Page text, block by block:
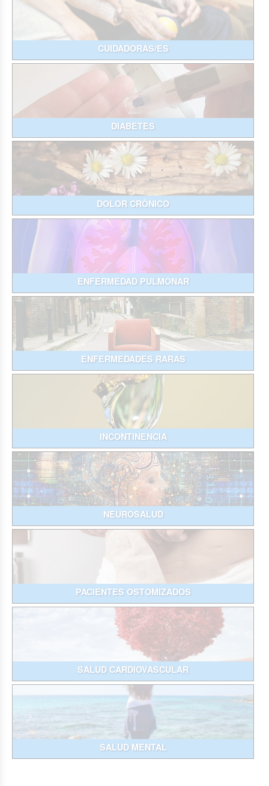
CUIDADORAS/ES
DIABETES
DOLOR CRÓNICO
ENFERMEDAD PULMONAR
ENFERMEDADES RARAS
INCONTINENCIA
NEUROSALUD
PACIENTES OSTOMIZADOS
SALUD CARDIOVASCULAR
SALUD MENTAL